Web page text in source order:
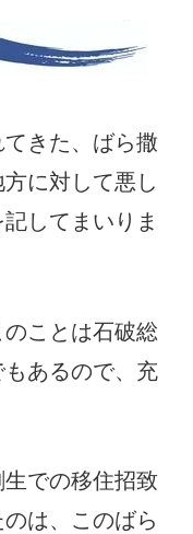
きた、ばら撒
に対して悪し
してまいりま
ことは石破総
あるので、充
での移住招致
は、このばら